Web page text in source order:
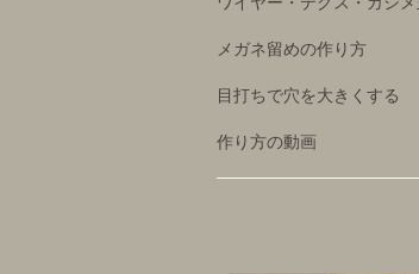
メガネ留めの作り方
目打ちで穴を大きくする
作り方の動画